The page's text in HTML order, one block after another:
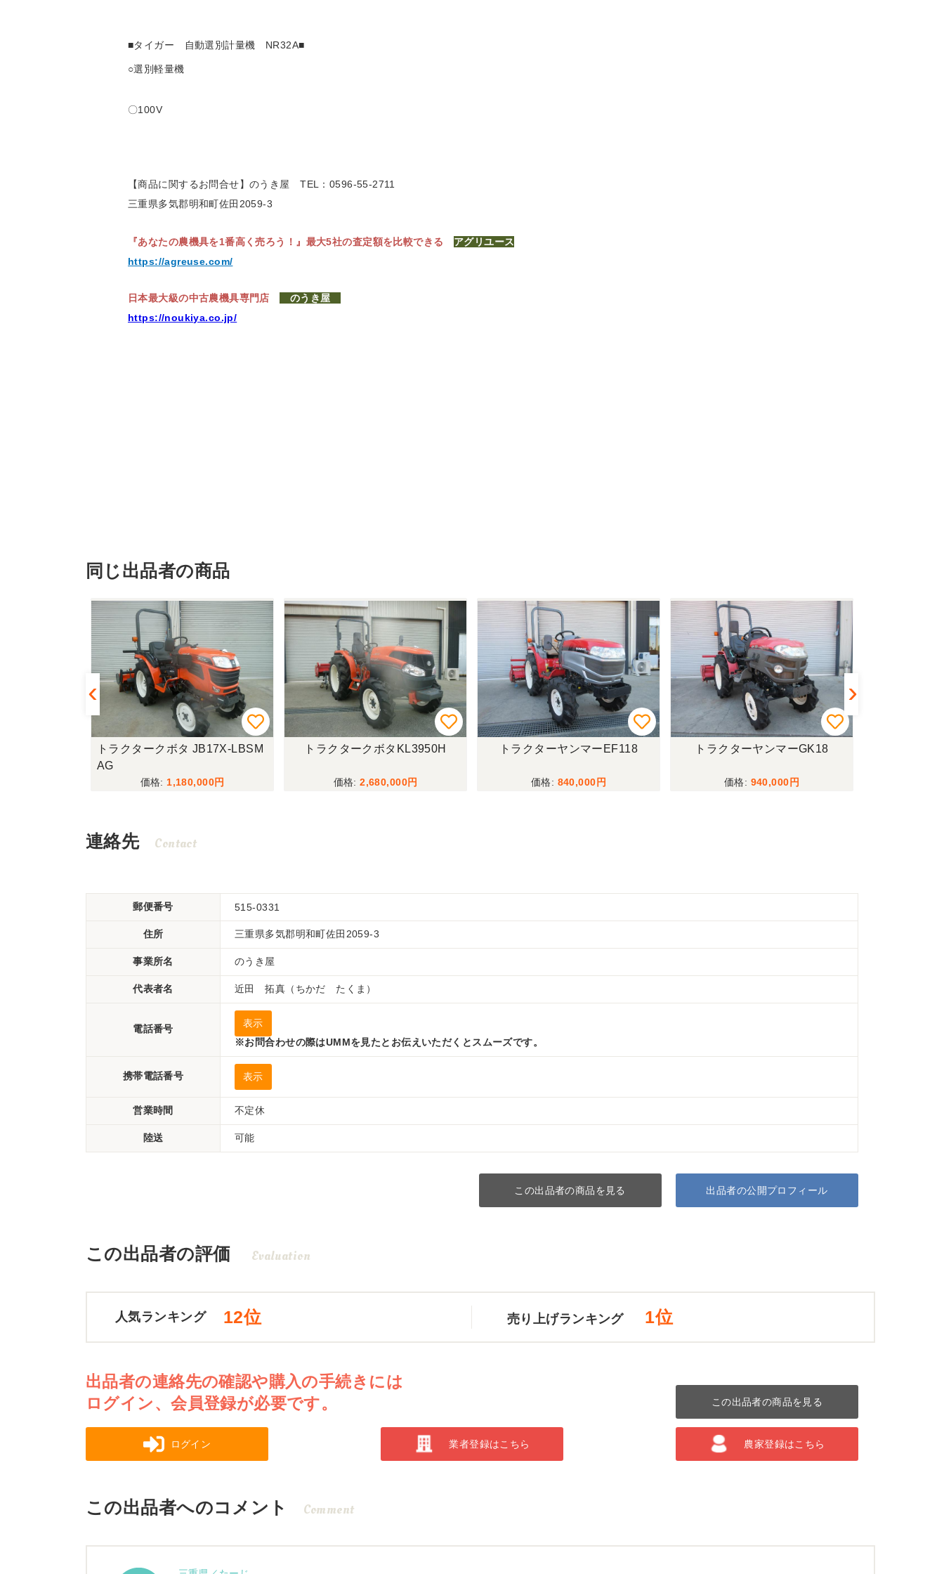
■タイガー 自動選別計量機 NR32A■
○選別軽量機
〇100V
【商品に関するお問合せ】のうき屋TEL：0596-55-2711
三重県多気郡明和町佐田2059-3
『あなたの農機具を1番高く売ろう！』 最大5社の査定額を比較できる アグリユース
https://agreuse.com/
日本最大級の中古農機具専門店
のうき屋
https://noukiya.co.jp/
同じ出品者の商品
トラクタークボタ JB17X-LBSM
AG
1,180,000
トラクタークボタKL3950H
2,680,000
トラクターヤンマーEF118
840,000
トラクターヤンマーGK18
940,000
連絡先 Contact
郵便番号 515-0331
住所 三重県多気郡明和町佐田2059-3
事業所名 のうき屋
代表者名 近田 拓真（ちかだ たくま）
電話番号
表示
※お問合わせの際はUMMを見たとお伝えいただくとスムーズです。
携帯電話番号 表示
営業時間 不定休
陸送 可能
この出品者の商品を見る 出品者の公開プロフィール
この出品者の評価 Evaluation
人気ランキング 12位 売り上げランキング 1位
出品者の連絡先の確認や購入の手続きには
ログイン、会員登録が必要です。
この出品者の商品を見る
ログイン 業者登録はこちら 農家登録はこちら
この出品者へのコメント Comment